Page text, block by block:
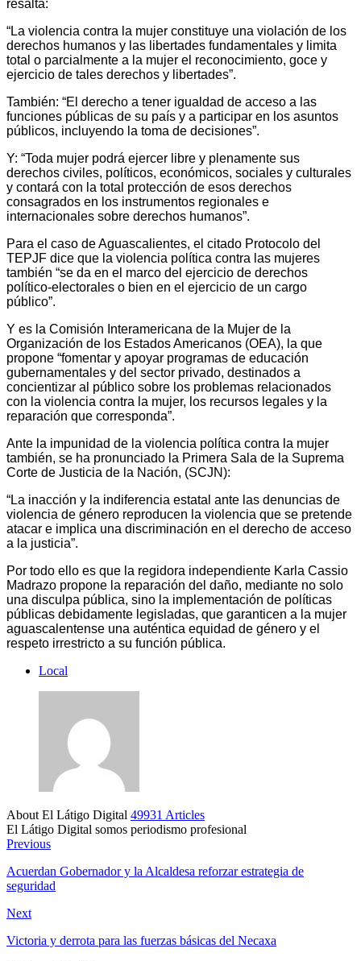
resalta:
“La violencia contra la mujer constituye una violación de los
derechos humanos y las libertades fundamentales y limita
total o parcialmente a la mujer el reconocimiento, goce y
ejercicio de tales derechos y libertades”.
También: “El derecho a tener igualdad de acceso a las
funciones públicas de su país y a participar en los asuntos
públicos, incluyendo la toma de decisiones”.
Y: “Toda mujer podrá ejercer libre y plenamente sus
derechos civiles, políticos, económicos, sociales y culturales
y contará con la total protección de esos derechos
consagrados en los instrumentos regionales e
internacionales sobre derechos humanos”.
Para el caso de Aguascalientes, el citado Protocolo del
TEPJF dice que la violencia política contra las mujeres
también “se da en el marco del ejercicio de derechos
político-electorales o bien en el ejercicio de un cargo
público”.
Y es la Comisión Interamericana de la Mujer de la
Organización de los Estados Americanos (OEA), la que
propone “fomentar y apoyar programas de educación
gubernamentales y del sector privado, destinados a
concientizar al público sobre los problemas relacionados
con la violencia contra la mujer, los recursos legales y la
reparación que corresponda”.
Ante la impunidad de la violencia política contra la mujer
también, se ha pronunciado la Primera Sala de la Suprema
Corte de Justicia de la Nación, (SCJN):
“La inacción y la indiferencia estatal ante las denuncias de
violencia de género reproducen la violencia que se pretende
atacar e implica una discriminación en el derecho de acceso
a la justicia”.
Por todo ello es que la regidora independiente Karla Cassio
Madrazo propone la reparación del daño, mediante no solo
una disculpa pública, sino la implementación de políticas
públicas debidamente legisladas, que garanticen a la mujer
aguascalentense una auténtica equidad de género y el
respeto irrestricto a su función pública.
Local
About El Látigo Digital 49931 Articles
El Látigo Digital somos periodismo profesional
Website
Facebook
Previous
Acuerdan Gobernador y la Alcaldesa reforzar estrategia de
seguridad
Next
Victoria y derrota para las fuerzas básicas del Necaxa